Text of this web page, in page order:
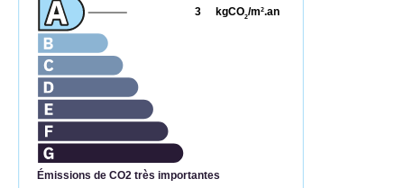
Émissions de CO2 très importantes
kgCO2/m2.an
3